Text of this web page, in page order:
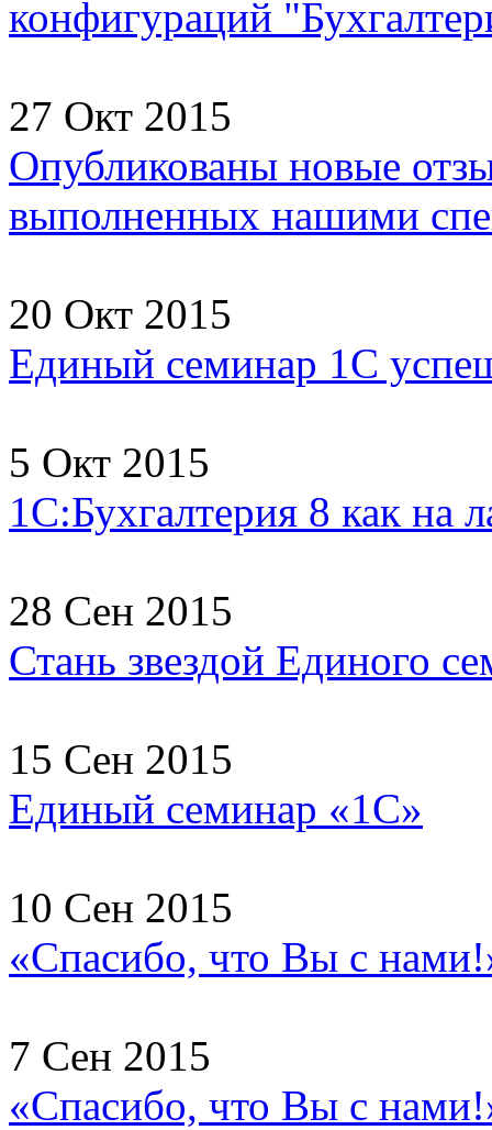
конфигураций
27 Окт 2015
Опубликованы новые
выполненных нашими
20 Окт 2015
Единый семинар 1С
5 Окт 2015
1С:Бухгалтерия 8 как на
28 Сен 2015
Стань звездой Единого
15 Сен 2015
Единый семинар «1С»
10 Сен 2015
«Спасибо, что Вы с
7 Сен 2015
«Спасибо, что Вы с